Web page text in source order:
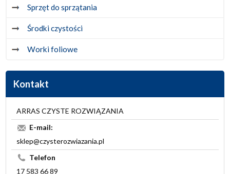
Sprzęt do sprzątania
Środki czystości
Worki foliowe
Kontakt
ARRAS CZYSTE ROZWIĄZANIA
E-mail:
sklep@czysterozwiazania.pl
Telefon
17 583 66 89